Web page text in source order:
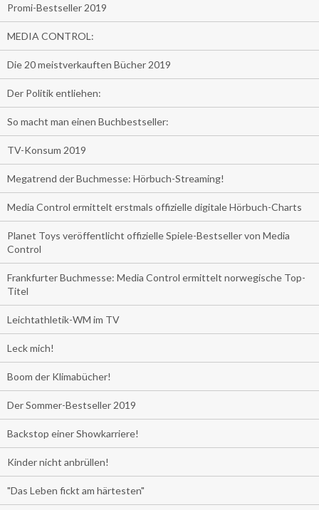
Promi-Bestseller 2019
MEDIA CONTROL:
Die 20 meistverkauften Bücher 2019
Der Politik entliehen:
So macht man einen Buchbestseller:
TV-Konsum 2019
Megatrend der Buchmesse: Hörbuch-Streaming!
Media Control ermittelt erstmals offizielle digitale Hörbuch-Charts
Planet Toys veröffentlicht offizielle Spiele-Bestseller von Media
Control
Frankfurter Buchmesse: Media Control ermittelt norwegische Top-
Titel
Leichtathletik-WM im TV
Leck mich!
Boom der Klimabücher!
Der Sommer-Bestseller 2019
Backstop einer Showkarriere!
Kinder nicht anbrüllen!
"Das Leben fickt am härtesten"